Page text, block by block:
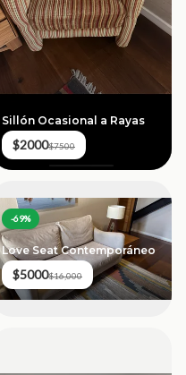
Sillón Ocasional a Rayas
$2000$7500
-69%
Love Seat Contemporáneo
$5000$16,000